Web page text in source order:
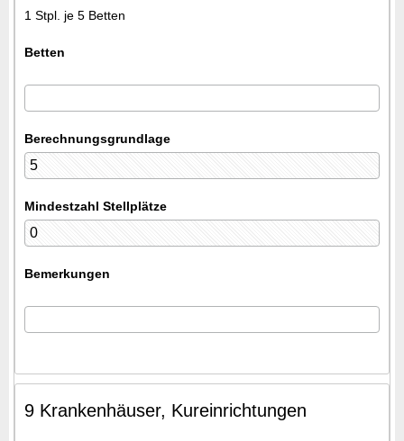
1 Stpl. je 5 Betten
Betten
Berechnungsgrundlage
Mindestzahl Stellplätze
Bemerkungen
9 Krankenhäuser, Kureinrichtungen